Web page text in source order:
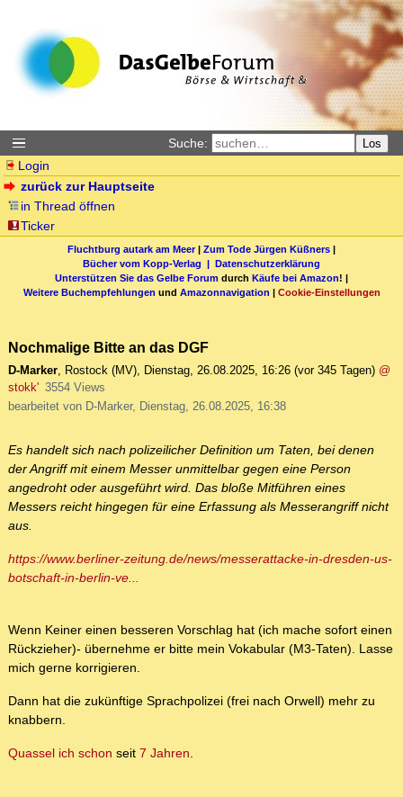
Suche: Los
Login
zurück zur Hauptseite
in Thread öffnen
Ticker
Fluchtburg autark am Meer| Zum Tode Jürgen Küßners |
Bücher vom Kopp-Verlag | Datenschutzerklärung
Unterstützen Sie das Gelbe Forum durch Käufe bei Amazon! |
Weitere Buchempfehlungen und Amazonnavigation | Cookie-Einstellungen
Nochmalige Bitte an das DGF
D-Marker, Rostock (MV), Dienstag, 26.08.2025, 16:26 (vor 345 Tagen) @
stokk' 3554 Views
bearbeitet von D-Marker, Dienstag, 26.08.2025, 16:38
Es handelt sich nach polizeilicher Definition um Taten, bei denen
der Angriff mit einem Messer unmittelbar gegen eine Person
angedroht oder ausgeführt wird. Das bloße Mitführen eines
Messers reicht hingegen für eine Erfassung als Messerangriff nicht
aus.
https://www.berliner-zeitung.de/news/messerattacke-in-dresden-us-
botschaft-in-berlin-ve...
Wenn Keiner einen besseren Vorschlag hat (ich mache sofort einen
Rückzieher)- übernehme er bitte mein Vokabular (M3-Taten). Lasse
mich gerne korrigieren.
Dann hat die zukünftige Sprachpolizei (frei nach Orwell) mehr zu
knabbern.
Quassel ich schon seit 7 Jahren.